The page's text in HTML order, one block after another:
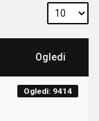
Ogledi
Ogledi: 9414